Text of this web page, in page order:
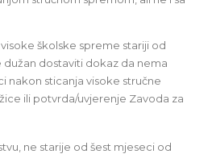
školske spreme stariji od
dostaviti dokaz da nema
nakon sticanja visoke stručne
ili potvrda/uvjerenje Zavoda za
ne starije od šest mjeseci od